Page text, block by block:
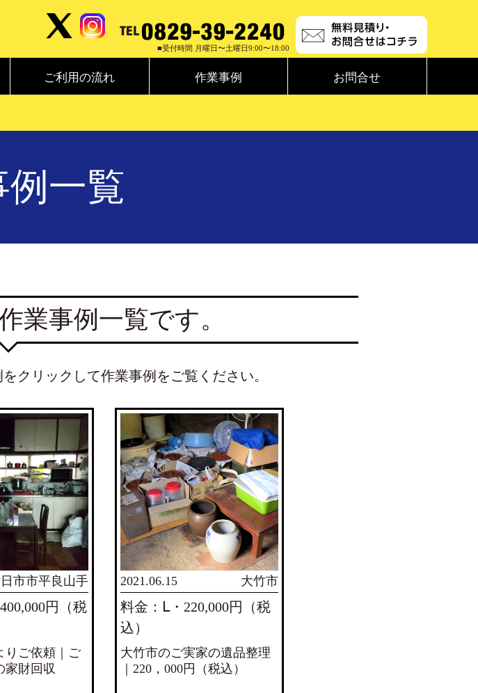
■受付時間 月曜日〜土曜日9:00〜18:00
ご利用の流れ 作業事例 お問合せ
一覧
業事例一覧です。
クリックして作業事例をご覧ください。
市市平良山手
円（税
りご依頼｜ご
家財回収
2021.06.15 大竹市
料金：Ⅼ・220,000円（税
込）
大竹市のご実家の遺品整理
｜220，000円（税込）